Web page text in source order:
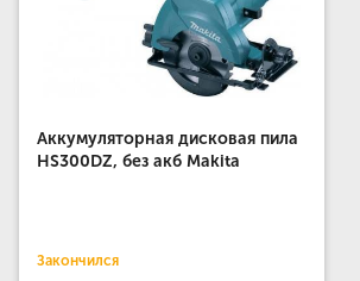
Аккумуляторная дисковая пила
HS300DZ, без акб Makita
Закончился